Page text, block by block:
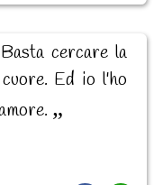
cercare la
Ed io l'ho